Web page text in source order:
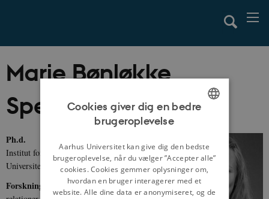
Marie Bønløkke
Spejlborg
Ph.d.
Institut for Kultur og Samfund, Aarhus
Universitet
Forskningsområder:Dansk-engelske
DANISH
Cookies giver dig en bedre
brugeroplevelse
Aarhus Universitet kan give dig den bedste
brugeroplevelse, når du vælger ”Accepter alle”
cookies. Cookies gemmer oplysninger om,
hvordan en bruger interagerer med et
website. Alle dine data er anonymiseret, og de